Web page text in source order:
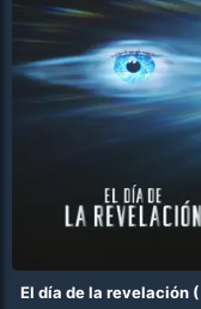
El día de la revelación (